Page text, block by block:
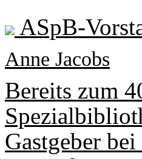
ASpB-
Anne Jacobs
Bereits zum
Gastgeber